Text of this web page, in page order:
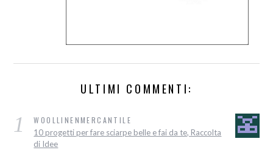
ULTIMI COMMENTI:
1 WOOLLINENMERCANTILE
10 progetti per fare sciarpe belle e fai da te, Raccolta
di Idee